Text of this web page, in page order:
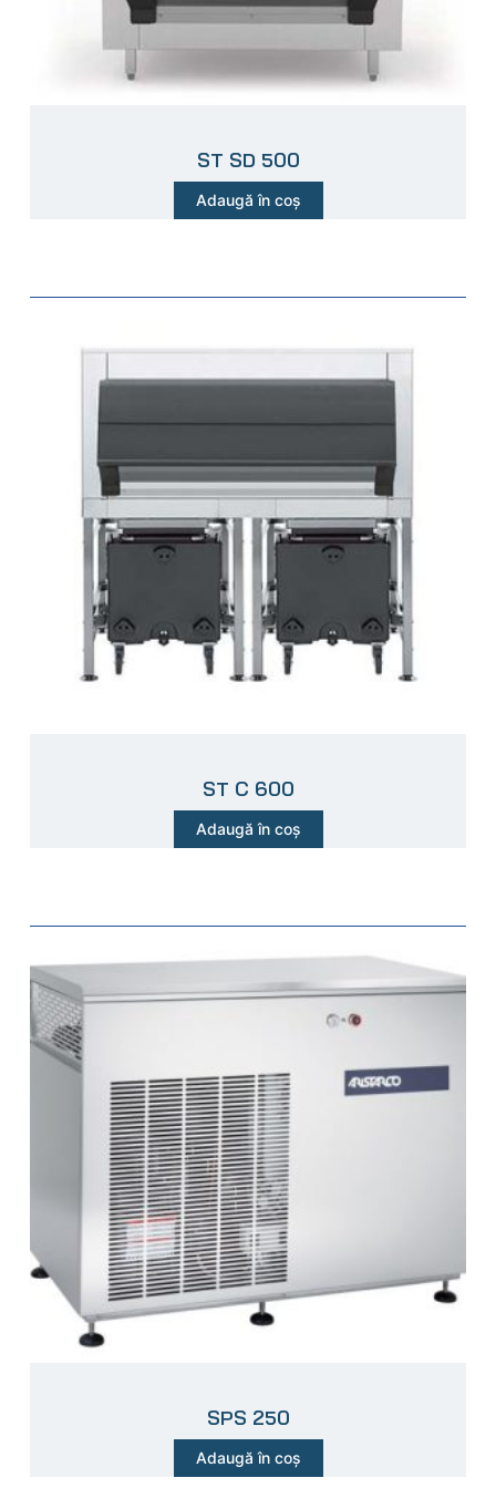
ST SD 500
Adaugă în coș
ST C 600
Adaugă în coș
SPS 250
Adaugă în coș